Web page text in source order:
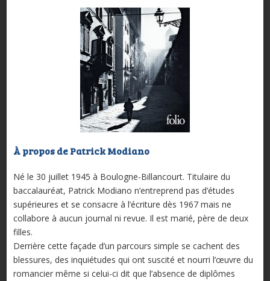
À propos de Patrick Modiano
Né le 30 juillet 1945 à Boulogne-Billancourt. Titulaire du
baccalauréat, Patrick Modiano n’entreprend pas d’études
supérieures et se consacre à l’écriture dès 1967 mais ne
collabore à aucun journal ni revue. Il est marié, père de deux
filles.
Derrière cette façade d’un parcours simple se cachent des
blessures, des inquiétudes qui ont suscité et nourri l’œuvre du
romancier même si celui-ci dit que l’absence de diplômes